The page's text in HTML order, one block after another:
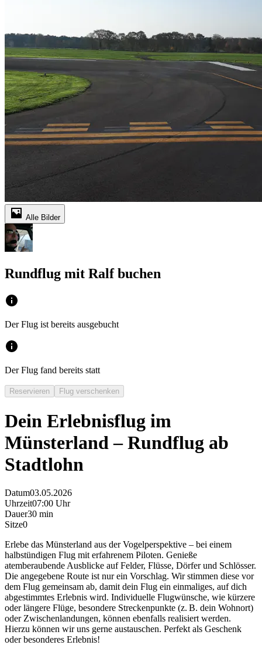
Alle Bilder
Rundflug mit Ralf buchen
Der Flug ist bereits ausgebucht
Der Flug fand bereits statt
Reservieren Flug verschenken
Dein Erlebnisflug im
Münsterland – Rundflug ab
Stadtlohn
Datum03.05.2026
Uhrzeit07:00 Uhr
Dauer30 min
Sitze0
Erlebe das Münsterland aus der Vogelperspektive – bei einem
halbstündigen Flug mit erfahrenem Piloten. Genieße
atemberaubende Ausblicke auf Felder, Flüsse, Dörfer und Schlösser.
Die angegebene Route ist nur ein Vorschlag. Wir stimmen diese vor
dem Flug gemeinsam ab, damit dein Flug ein einmaliges, auf dich
abgestimmtes Erlebnis wird. Individuelle Flugwünsche, wie kürzere
oder längere Flüge, besondere Streckenpunkte (z. B. dein Wohnort)
oder Zwischenlandungen, können ebenfalls realisiert werden.
Hierzu können wir uns gerne austauschen. Perfekt als Geschenk
oder besonderes Erlebnis!